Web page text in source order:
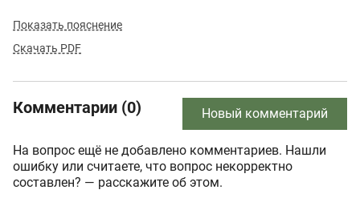
Показать пояснение
Скачать PDF
Комментарии (0) Новый комментарий
На вопрос ещё не добавлено комментариев. Нашли
ошибку или считаете, что вопрос некорректно
составлен? — расскажите об этом.